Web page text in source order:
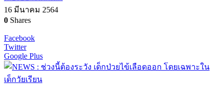
16 มีนาคม 2564
0 Shares
Facebook
Twitter
Google Plus